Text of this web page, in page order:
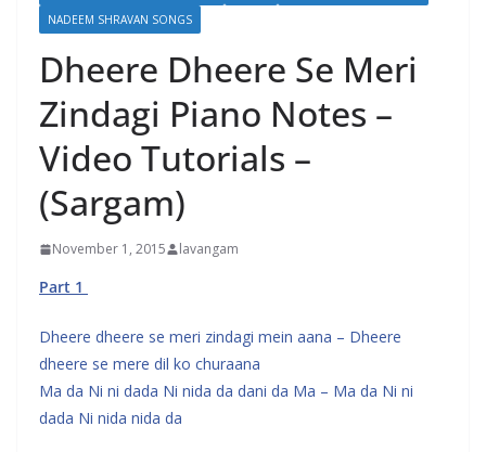
NADEEM SHRAVAN SONGS
Dheere Dheere Se Meri
Zindagi Piano Notes –
Video Tutorials –
(Sargam)
November 1, 2015 lavangam
Part 1
Dheere dheere se meri zindagi mein aana – Dheere
dheere se mere dil ko churaana
Ma da Ni ni dada Ni nida da dani da Ma – Ma da Ni ni
dada Ni nida nida da